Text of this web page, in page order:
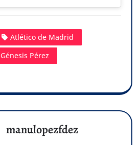
Atlético de Madrid
Génesis Pérez
manulopezfdez